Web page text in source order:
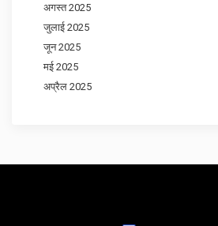
अगस्त 2025
जुलाई 2025
जून 2025
मई 2025
अप्रैल 2025